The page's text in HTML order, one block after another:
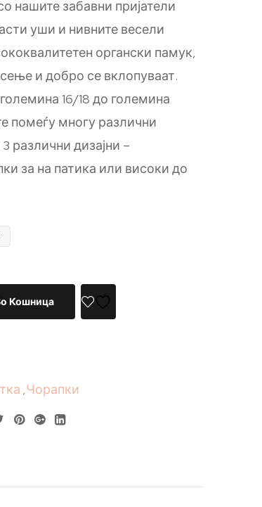
нашите забавни пријатели
уши и нивните весели
органски памук,
и добро се вклопуваат.
16/18 до големина
помеѓу многу различни
различни дизајни –
за на патика или високи до
Кошница
,Чорапки